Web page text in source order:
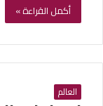
أكمل القراءة »
العالم